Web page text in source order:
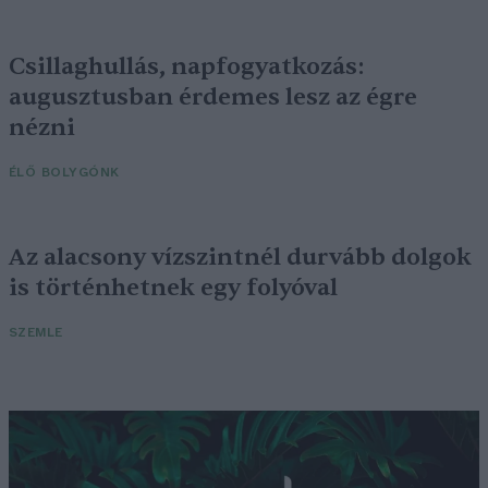
Csillaghullás, napfogyatkozás:
augusztusban érdemes lesz az égre
nézni
ÉLŐ BOLYGÓNK
Az alacsony vízszintnél durvább dolgok
is történhetnek egy folyóval
SZEMLE